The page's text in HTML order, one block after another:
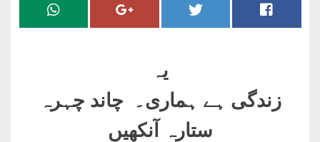
یہ
زندگی ہے ہماری۔ چاند چہرہ
ستارہ آنکھیں